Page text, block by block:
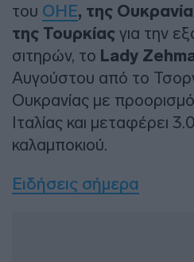
του ΟΗΕ, της
της Τουρκίας για την
σιτηρών, το Lady
Αυγούστου από το
Ουκρανίας με
Ιταλίας και μεταφέρει
καλαμποκιού.
Ειδήσεις σήμερα